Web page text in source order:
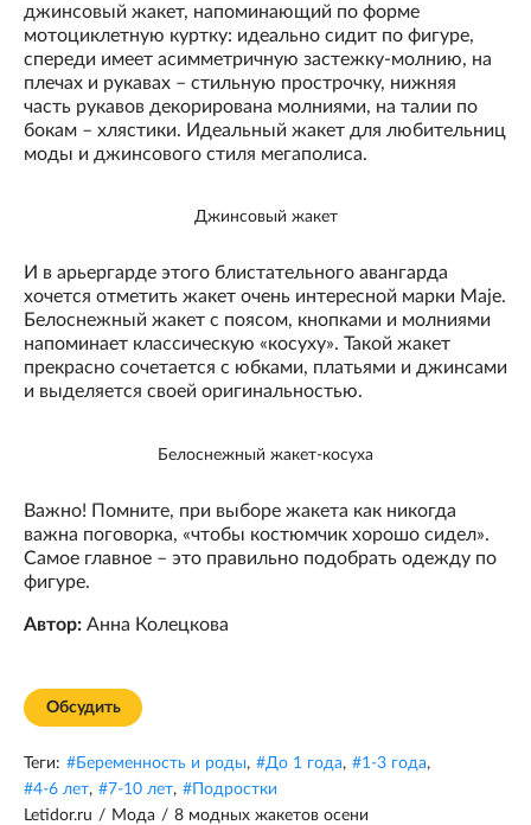
джинсовый жакет, напоминающий по форме
мотоциклетную куртку: идеально сидит по фигуре,
спереди имеет асимметричную застежку-молнию, на
плечах и рукавах – стильную прострочку, нижняя
часть рукавов декорирована молниями, на талии по
бокам – хлястики. Идеальный жакет для любительниц
моды и джинсового стиля мегаполиса.
Джинсовый жакет
И в арьергарде этого блистательного авангарда
хочется отметить жакет очень интересной марки Maje.
Белоснежный жакет с поясом, кнопками и молниями
напоминает классическую «косуху». Такой жакет
прекрасно сочетается с юбками, платьями и джинсами
и выделяется своей оригинальностью.
Белоснежный жакет-косуха
Важно! Помните, при выборе жакета как никогда
важна поговорка, «чтобы костюмчик хорошо сидел».
Самое главное – это правильно подобрать одежду по
фигуре.
Автор: Анна Колецкова
Обсудить
Теги: #Беременность и роды, #До 1 года, #1-3 года,
#4-6 лет, #7-10 лет, #Подростки
Letidor.ru / Мода / 8 модных жакетов осени